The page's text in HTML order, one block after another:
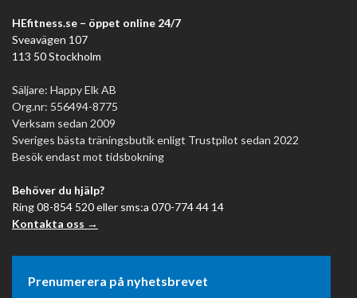
HEfitness.se – öppet online 24/7
Sveavägen 107
113 50 Stockholm
Säljare: Happy Elk AB
Org.nr: 556494-8775
Verksam sedan 2009
Sveriges bästa träningsbutik enligt Trustpilot sedan 2022
Besök endast mot tidsbokning
Behöver du hjälp?
Ring 08-854 520 eller sms:a 070-774 44 14
Kontakta oss →
Prenumerera på nyhetsbrevet